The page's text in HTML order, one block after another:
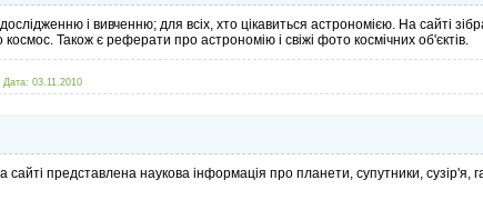
і вивченню; для всіх, хто цікавиться астрономією. На сайті
Також є реферати про астрономію і свіжі фото космічних об'єктів.
Дата: 03.11.2010
представлена наукова інформація про планети, супутники, сузір'я,